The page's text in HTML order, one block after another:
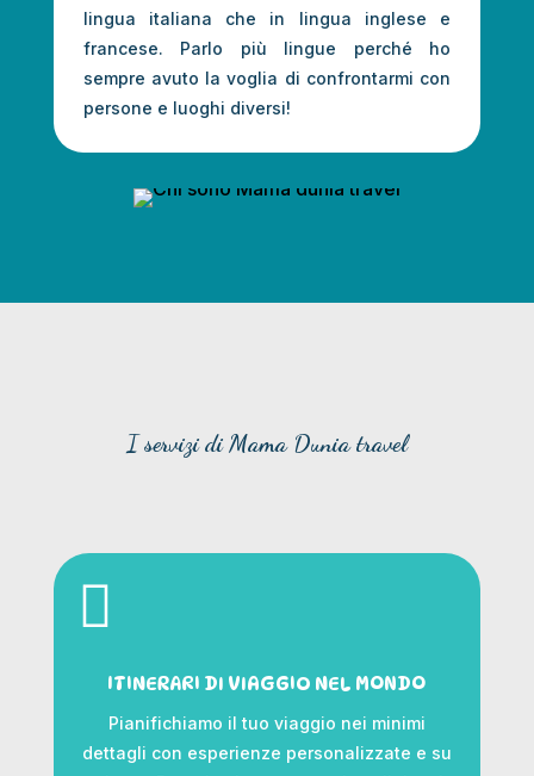
lingua italiana che in lingua inglese e
francese. Parlo più lingue perché ho
sempre avuto la voglia di confrontarmi con
persone e luoghi diversi!
I servizi di Mama Dunia travel

ITINERARI DI VIAGGIO NEL MONDO
Pianifichiamo il tuo viaggio nei minimi
dettagli con esperienze personalizzate e su